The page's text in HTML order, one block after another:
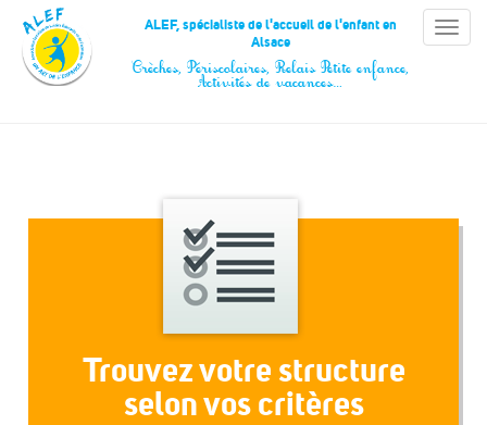
Panneau de gestion des cookies
Toggle
ALEF, spécialiste de l'accueil de l'enfant en
Alsace
Crèches, Périscolaires, Relais Petite enfance,
Activités de vacances…
Trouvez votre structure
selon vos critères